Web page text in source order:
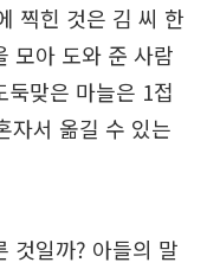
찍힌 것은 김 씨 한
모아 도와 준 사람
맞은 마늘은 1접
자서 옮길 수 있는
것일까? 아들의 말